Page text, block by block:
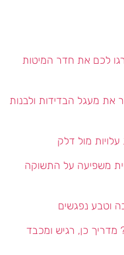
לכם את חדר המיטות
את מעגל הבדידות ולבנות
מול דלק
משפיעה על התשוקה
וטבע נפגשים
כן, רגיש ומכבד